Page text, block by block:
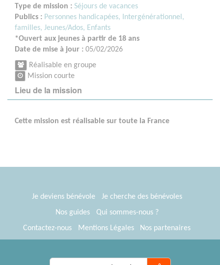
Type de mission : Séjours de vacances
Publics : Personnes handicapées,
Intergénérationnel,
familles, Jeunes/Ados, Enfants
*Ouvert aux jeunes à partir de 18 ans
Date de mise à jour : 05/02/2026
Réalisable en groupe
Mission courte
Lieu de la mission
Cette mission est réalisable sur toute la France
Je deviens bénévole
Je cherche des bénévoles
Nos guides
Qui sommes-nous ?
Contactez-nous
Mentions Légales
Nos partenaires
® Tous Bénévoles 2012-2026
Webkast